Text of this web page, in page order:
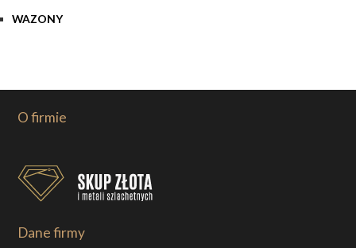
WAZONY
O firmie
Dane firmy